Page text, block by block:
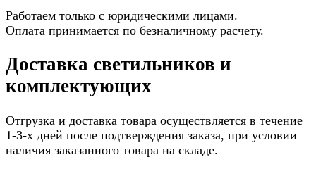
Работаем только с юридическими лицами.
Оплата принимается по безналичному расчету.
Доставка светильников и
комплектующих
Отгрузка и доставка товара осуществляется в течение
1-3-х дней после подтверждения заказа, при условии
наличия заказанного товара на складе.